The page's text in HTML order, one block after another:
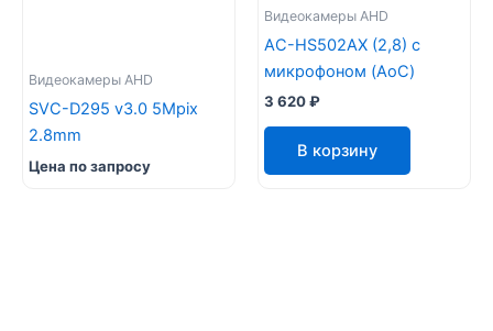
Видеокамеры AHD
SVC-D295 v3.0 5Mpix
2.8mm
Цена по запросу
Видеокамеры AHD
AC-HS502AX (2,8) с
микрофоном (AoC)
3 620₽
В корзину